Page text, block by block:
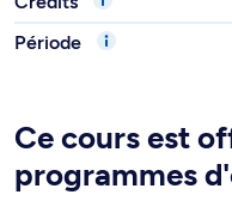
Période
Ce cours est
programmes